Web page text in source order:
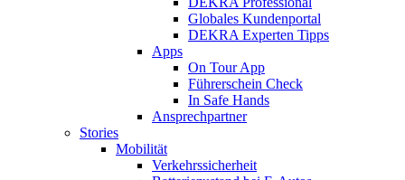
Globales Kundenportal
DEKRA Experten Tipps
Apps
On Tour App
Führerschein Check
In Safe Hands
Ansprechpartner
Stories
Mobilität
Verkehrssicherheit